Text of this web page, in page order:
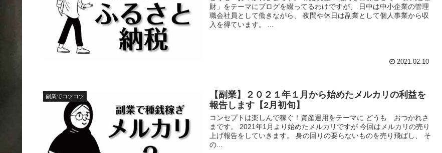
財」をテーマにブログを綴ってるわけですが、 日中は中小企業の管理
職会社員として働きながら、 夜間や休日は副業として個人事業から収
入を得ています。 ...
2021.02.10
副業でコツコツ
【副業】２０２１年１月から始めたメルカリの利益を
報告します【2月初旬】
コンセプトは楽しんで稼ぐ！資産運用をテーマに どうも おつかれさ
まです。 2021年1月より始めたメルカリですが 今回はメルカリの売り
上げ報告をしていきます。 身の回りの要らないものを売り飛ばし、 そ
の...